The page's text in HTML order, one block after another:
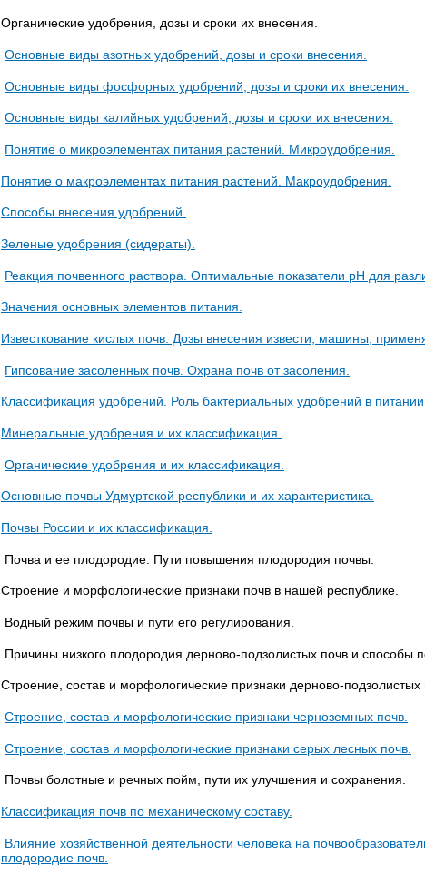
Органические удобрения, дозы и сроки их внесения.
Основные виды азотных удобрений, дозы и сроки внесения.
Основные виды фосфорных удобрений, дозы и сроки их внесения.
Основные виды калийных удобрений, дозы и сроки их внесения.
Понятие о микроэлементах питания растений. Микроудобрения.
Понятие о макроэлементах питания растений. Макроудобрения.
Способы внесения удобрений.
Зеленые удобрения (сидераты).
Реакция почвенного раствора. Оптимальные показатели рН для
Значения основных элементов питания.
Известкование кислых почв. Дозы внесения извести, машины,
Гипсование засоленных почв. Охрана почв от засоления.
Классификация удобрений. Роль бактериальных удобрений в
Минеральные удобрения и их классификация.
Органические удобрения и их классификация.
Основные почвы Удмуртской республики и их характеристика.
Почвы России и их классификация.
Почва и ее плодородие. Пути повышения плодородия почвы.
Строение и морфологические признаки почв в нашей республике.
Водный режим почвы и пути его регулирования.
Причины низкого плодородия дерново-подзолистых почв и способы
Строение, состав и морфологические признаки дерново-подзолистых
Строение, состав и морфологические признаки черноземных почв.
Строение, состав и морфологические признаки серых лесных почв.
Почвы болотные и речных пойм, пути их улучшения и сохранения.
Классификация почв по механическому составу.
Влияние хозяйственной деятельности человека на
плодородие почв.